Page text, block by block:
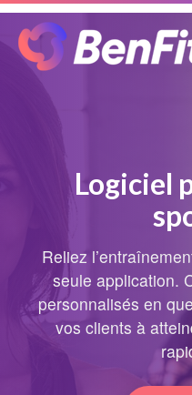
Logiciel
Reliez
seule application.
personnalisés en
vos clients à